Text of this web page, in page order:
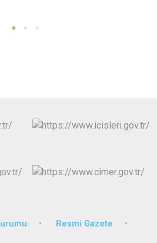
Resmi Gazete